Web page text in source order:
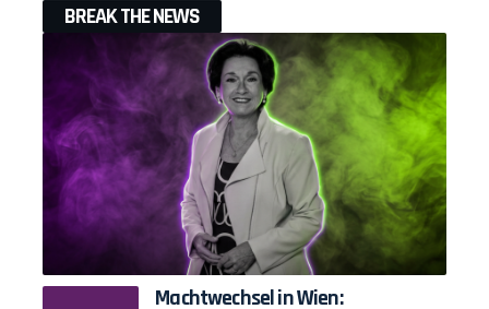
BREAK THE NEWS
Machtwechsel in Wien: